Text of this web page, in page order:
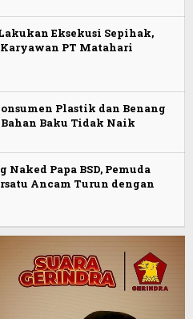
Eksekusi Sepihak,
PT Matahari
Plastik dan Benang
Baku Tidak Naik
Naked Papa BSD, Pemuda
Ancam Turun dengan